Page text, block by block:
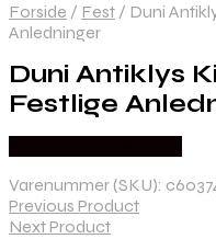
Forside / Fest / Duni
Anledninger
Duni Antiklys
Festlige
Varenummer (SKU):
Previous Product
Next Product